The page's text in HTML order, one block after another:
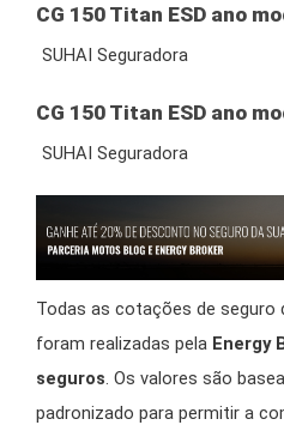
CG 150 Titan ESD ano
SUHAI Seguradora
CG 150 Titan ESD ano
SUHAI Seguradora
Todas as cotações de seguro
foram realizadas pela Energy
seguros. Os valores são
padronizado para permitir a